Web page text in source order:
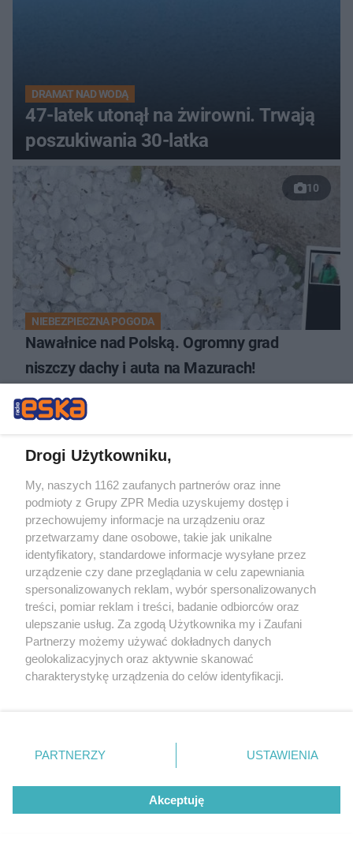
DRAMAT NAD WODĄ
47-latek utonął na żwirowni. Trwają
poszukiwania 30-latka
10
NIEBEZPIECZNA POGODA
Nawałnice nad Polską. Ogromny grad
niszczy dachy i auta na Mazurach!
ZABÓJSTWO W MŁAWIE
Śledztwo w sprawie śmierci 16-letniej Mai
na finiszu. Bartosz G. z ostatecznymi
zarzutami
Drogi Użytkowniku,
My, naszych 1162 zaufanych partnerów oraz inne
podmioty z Grupy ZPR Media uzyskujemy dostęp i
przechowujemy informacje na urządzeniu oraz
przetwarzamy dane osobowe, takie jak unikalne
identyfikatory, standardowe informacje wysyłane przez
urządzenie czy dane przeglądania w celu zapewniania
spersonalizowanych reklam, wybór spersonalizowanych
treści, pomiar reklam i treści, badanie odbiorców oraz
ulepszanie usług. Za zgodą Użytkownika my i Zaufani
Partnerzy możemy używać dokładnych danych
geolokalizacyjnych oraz aktywnie skanować
charakterystykę urządzenia do celów identyfikacji.
zmienić/wycofać klikając przycisk ustawień prywatności
znajdujący się w lewym dolnym rogu strony
rodzaje przetwarzania danych nie wymagają zgody
użytkownika, ale masz prawo sprzeciwić się takiemu
przetwarzaniu. Preferencje będą miały zastosowanie tylko
PARTNERZY USTAWIENIA
Akceptuję